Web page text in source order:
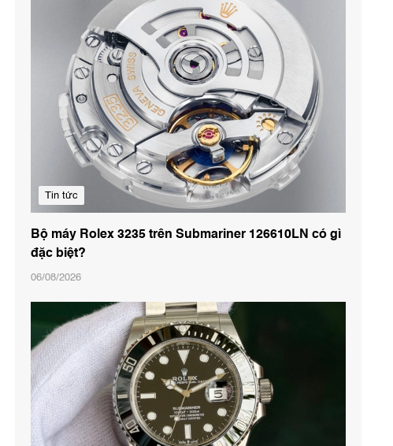
Tin tức
Bộ máy Rolex 3235 trên Submariner 126610LN có gì
đặc biệt?
06/08/2026